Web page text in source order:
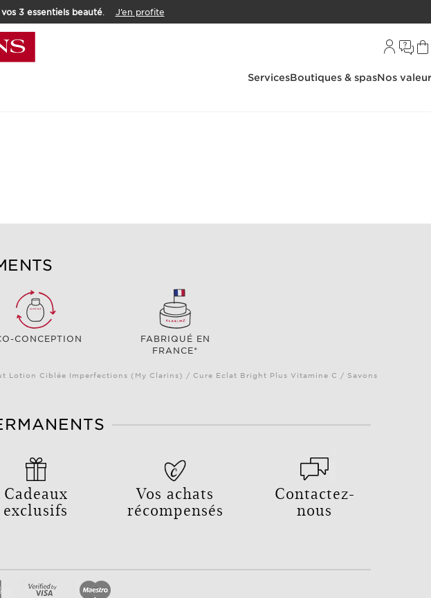
vos 3 essentiels beauté.
J’en profite
ServicesBoutiques & spasNos
CONCEPTION
FABRIQUÉ EN
FRANCE*
Lotion Ciblée Imperfections (My Clarins) / Cure Eclat Bright Plus Vitamine C / Savons
Cadeaux
exclusifs
Vos achats
récompensés
Contactez-
nous